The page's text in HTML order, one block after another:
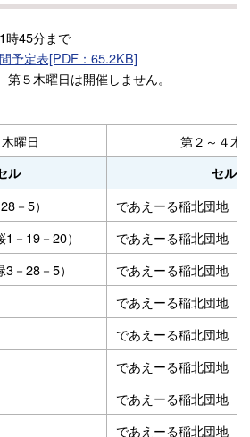
時45分まで
予定表[PDF：65.2KB]
５木曜日は開催しません。
曜日 第２～４木
ル セル
－5）
であえーる稲北団地（
－19－20）
であえーる稲北団地
3－28－5）
であえーる稲北団地
であえーる稲北団地
であえーる稲北団地
であえーる稲北団地
であえーる稲北団地
であえーる稲北団地